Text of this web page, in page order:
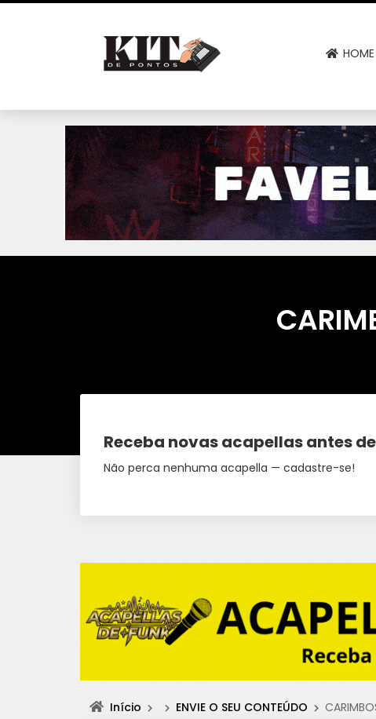
HOME
Receba novas acapellas antes
Não perca nenhuma acapella — cadastre-se!
Início ENVIE O SEU CONTEÚDO